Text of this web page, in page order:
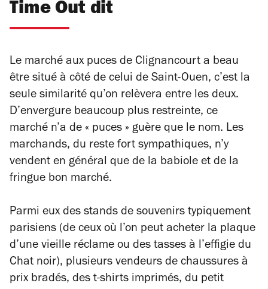
Time Out dit
Le marché aux puces de Clignancourt a beau
être situé à côté de celui de Saint-Ouen, c’est la
seule similarité qu’on relèvera entre les deux.
D’envergure beaucoup plus restreinte, ce
marché n’a de « puces » guère que le nom. Les
marchands, du reste fort sympathiques, n’y
vendent en général que de la babiole et de la
fringue bon marché.
Parmi eux des stands de souvenirs typiquement
parisiens (de ceux où l’on peut acheter la plaque
d’une vieille réclame ou des tasses à l’effigie du
Chat noir), plusieurs vendeurs de chaussures à
prix bradés, des t-shirts imprimés, du petit